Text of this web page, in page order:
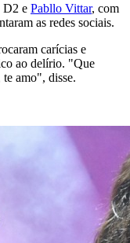
D2 e Pabllo Vittar, com
as redes sociais.
carícias e
ao delírio. "Que
amo", disse.